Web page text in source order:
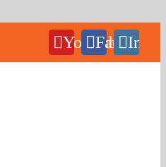
YouTubeFacebook